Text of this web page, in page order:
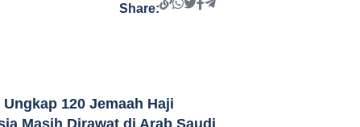
Share:
Ungkap 120 Jemaah Haji
Masih Dirawat di Arab Saudi